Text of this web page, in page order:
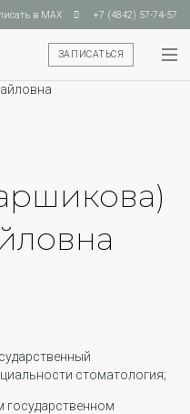
в MAX +7 (4842) 57-74-57
ЗАПИСАТЬСЯ
стоматология;
государственном